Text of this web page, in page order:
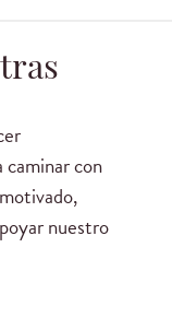
caminar con
nuestro